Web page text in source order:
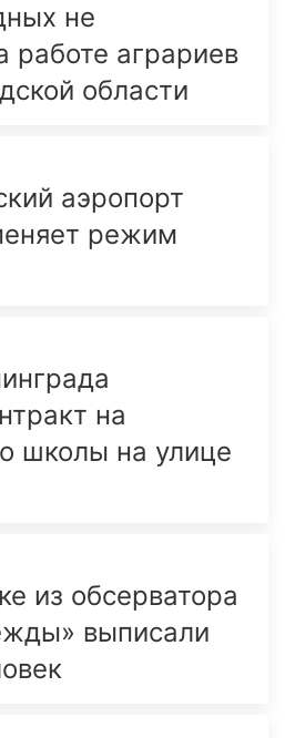
не
работе аграриев
области
аэропорт
режим
на
школы на улице
из обсерватора
выписали